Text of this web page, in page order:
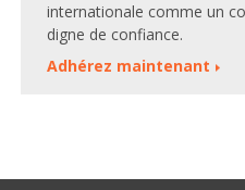
internationale comme un
digne de confiance.
Adhérez maintenant